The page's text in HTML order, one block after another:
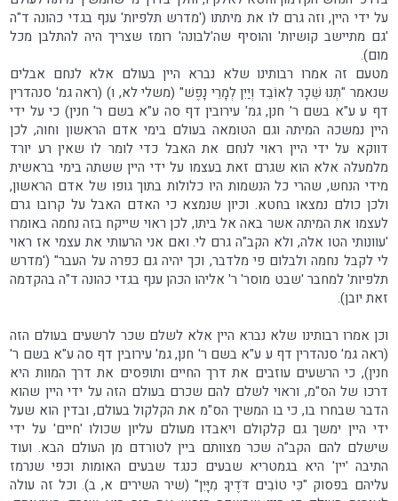
על ידי היין, וזה גרם לו את מיתתו ('מדרש תלפיות' ענף בגדי כהונה ד"ה
'גם מתיישב קושיות' והוסיף שה'לבונה' רומז שצריך היה להתלבן מכל
מום).
מטעם זה אמרו רבותינו שלא נברא היין בעולם אלא לנחם אבלים
שנאמר "תְּנוּ שֵׁכָר לְאוֹבֵד וְיַיִן לְמָרֵי נָפֶשׁ" (משלי לא, ו) (ראה גמ' סנהדרין
דף ע ע"א בשם ר' חנן, גמ' עירובין דף סה ע"א בשם ר' חנין) כי על ידי
היין נמשכה המיתה וגם הטומאה בעולם בימי אדם הראשון וחוה, לכן
דווקא על ידי היין ראוי לנחם את האבל כדי לומר לו שאין רע יורד
מלמעלה אלא הוא שגרם זאת בעצמו על ידי היין ששתה בימי בראשית
מידי הנחש, שהרי כל הנשמות היו כלולות בתוך גופו של אדם הראשון,
ולכן כולם נמצאו בחטא. וכיון שנמצא כי האדם האבל על קרובו גרם
לעצמו את המיתה אשר באה אל ביתו, לכן ראוי שייקח בזה נחמה באומרו
'עוונותי הטו אלה, ולא הקב"ה גרם לי. ואם אני הרעותי את עצמי אז ראוי
לי לקבל נחמה ולבלום פי מלדבר, וכך יהיה גם כפרה על העבר" ('מדרש
תלפיות' למחבר 'שבט מוסר' ר' אליהו הכהן ענף בגדי כהונה ד"ה בהקדמה
זאת יובן).
וכן אמרו רבותינו שלא נברא היין אלא לשלם שכר לרשעים בעולם הזה
(ראה גמ' סנהדרין דף ע ע"א בשם ר' חנן, גמ' עירובין דף סה ע"א בשם ר'
חנין), כי הרשעים עוזבים את דרך החיים ותופסים את דרך המוות היא
דרכו של הס"מ, וראוי לשלם להם שכרם בעולם הזה על ידי היין שהוא
הדבר שבחרו בו, כי בו המשיך הס"מ את הקלקול בעולם, ובדין הוא שעל
ידי היין ימשך גם קלקולם ויאבדו מעולם עליון שכולו 'חיים' על ידי
שישלם להם הקב"ה שכר מצוותם ביין לטורדם מן העולם הבא. ועוד
התיבה 'יין' היא בגמטריא שבעים כנגד שבעים האומות וכפי שנרמז
עליהם בפסוק "כִּי טוֹבִים דֹּדֶיךָ מִיָּיִן" (שיר השירים א, ב). וכל זה עולה